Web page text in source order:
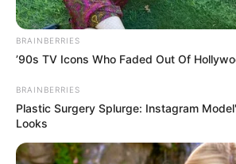
Tampil Lebih Modern, 7 Potret
Hasil Renovasi Rumah Berusia
BRAINBERRIES
’90s TV Icons Who Faded Out Of
BRAINBERRIES
Plastic Surgery Splurge: Instagram
Looks